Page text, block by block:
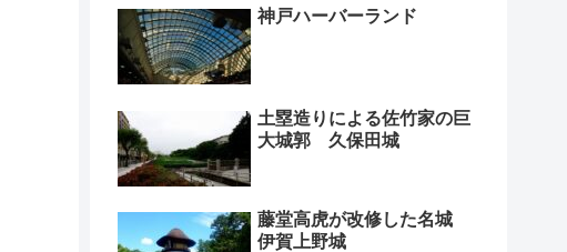
神戸ハーバーランド
土塁造りによる佐竹家の巨
大城郭 久保田城
藤堂高虎が改修した名城
伊賀上野城